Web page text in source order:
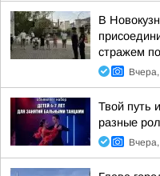
В
стражем
Твой путь
разные